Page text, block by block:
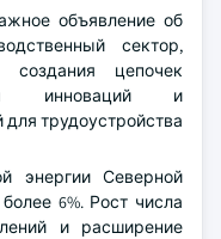
объявление об
сектор,
создания цепочек
инноваций и
трудоустройства
энергии Северной
6%. Рост числа
и расширение